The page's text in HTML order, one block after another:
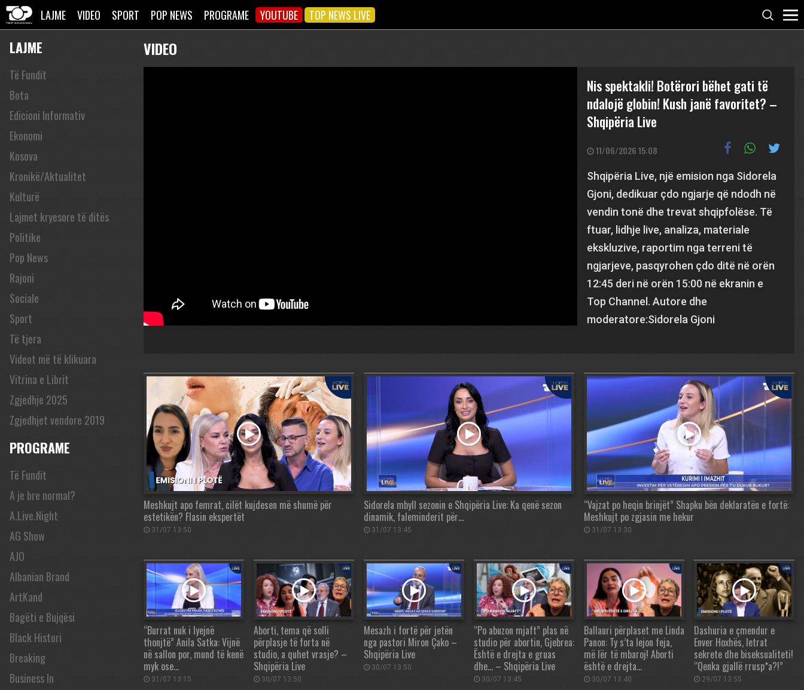
LAJME VIDEO SPORT POP NEWS PROGRAME YOUTUBE TOP NEWS LIVE
LAJME
Të Fundit
Bota
Edicioni Informativ
Ekonomi
Kosova
Kronikë/Aktualitet
Kulturë
Lajmet kryesore të ditës
Politike
Pop News
Rajoni
Sociale
Sport
Të tjera
Videot më të klikuara
Vitrina e Librit
Zgjedhje 2025
Zgjedhjet vendore 2019
PROGRAME
Të Fundit
A je bre normal?
A.Live.Night
AG Show
AJO
Albanian Brand
ArtKand
Bagëti e Bujqësi
Black Histori
Breaking
Business In
VIDEO
Nis spektakli! Botërori bëhet gati të
ndalojë globin! Kush janë favoritet? –
Shqipëria Live
11/06/2026 15:08
Shqipëria Live, një emision nga Sidorela
Gjoni, dedikuar çdo ngjarje që ndodh në
vendin tonë dhe trevat shqipfolëse. Të
ftuar, lidhje live, analiza, materiale
ekskluzive, raportim nga terreni të
ngjarjeve, pasqyrohen çdo ditë në orën
12:45 deri në orën 15:00 në ekranin e
Top Channel. Autore dhe
moderatore:Sidorela Gjoni
Meshkujt apo femrat, cilët kujdesen më shumë për
estetikën? Flasin ekspertët
31/07 13:50
Sidorela mbyll sezonin e Shqipëria Live: Ka qenë sezon
dinamik, faleminderit për…
31/07 13:45
“Vajzat po heqin brinjët” Shapku bën deklaratën e fortë:
Meshkujt po zgjasin me hekur
31/07 13:30
“Burrat nuk i lyejnë
thonjtë” Anila Satka: Vijnë
në sallon por, mund të kenë
myk ose…
31/07 13:15
Aborti, tema që solli
përplasje të forta në
studio, a quhet vrasje? –
Shqipëria Live
30/07 13:50
Mesazh i fortë për jetën
nga pastori Miron Çako –
Shqipëria Live
30/07 13:50
“Po abuzon mjaft” plas në
studio për abortin, Gjebrea:
Është e drejta e gruas
dhe… – Shqipëria Live
30/07 13:45
Ballauri përplaset me Linda
Panon: Ty s’ta lejon feja,
më lër të mbaroj! Aborti
është e drejta…
30/07 13:40
Dashuria e çmendur e
Enver Hoxhës, letrat
sekrete dhe biseksualiteti!
“Qenka gjallë rrusp*a?!”
29/07 13:55